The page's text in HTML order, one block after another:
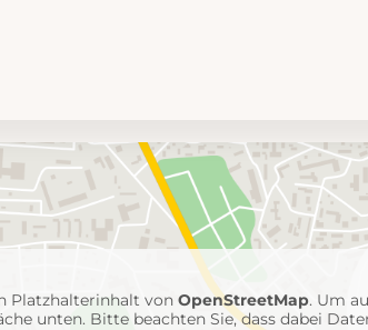
Platzhalterinhalt vonOpenStreetMap. Um
unten. Bitte beachten Sie, dass dabei